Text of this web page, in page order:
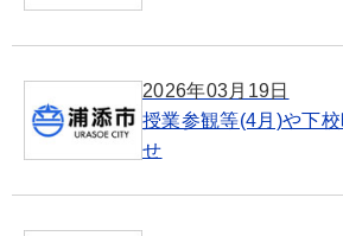
2026年03月19日
授業参観等(4月)や下
せ